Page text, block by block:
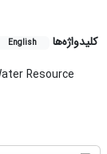
کلیدواژه‌ها English
Resource